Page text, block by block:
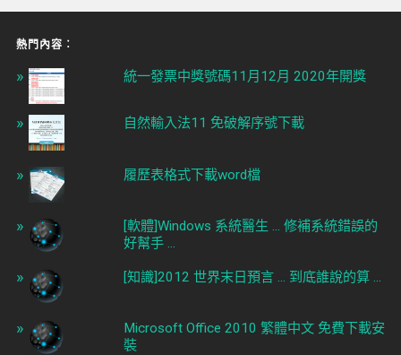
熱門內容︰
統一發票中獎號碼11月12月 2020年開獎
自然輸入法11 免破解序號下載
履歷表格式下載word檔
[軟體]Windows 系統醫生 ... 修補系統錯誤的
好幫手 ...
[知識]2012 世界末日預言 ... 到底誰說的算 ...
Microsoft Office 2010 繁體中文 免費下載安
裝